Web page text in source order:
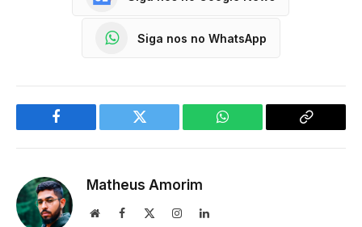
Siga nos no WhatsApp
Facebook Twitter WhatsApp
Copy
Matheus Amorim
WebsiteFacebook InstagramLinkedIn